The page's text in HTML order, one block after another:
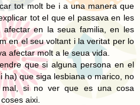
tot molt be i a una manera que
tot el que el passava en les
en la seua familia, en les
en el seu voltant i la veritat per lo
afectar molt a le seua vida.
que si alguna persona en el
ha) que siga lesbiana o marico, no
mal, si no ver que es una cosa
aixi.